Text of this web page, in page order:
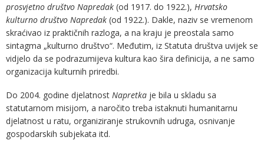
prosvjetno društvo Napredak (od 1917. do 1922.), Hrvatsko
kulturno društvo Napredak (od 1922.). Dakle, naziv se vremenom
skraćivao iz praktičnih razloga, a na kraju je preostala samo
sintagma „kulturno društvo“. Međutim, iz Statuta društva uvijek se
vidjelo da se podrazumijeva kultura kao šira definicija, a ne samo
organizacija kulturnih priredbi.
Do 2004. godine djelatnost Napretka je bila u skladu sa
statutarnom misijom, a naročito treba istaknuti humanitarnu
djelatnost u ratu, organiziranje strukovnih udruga, osnivanje
gospodarskih subjekata itd.